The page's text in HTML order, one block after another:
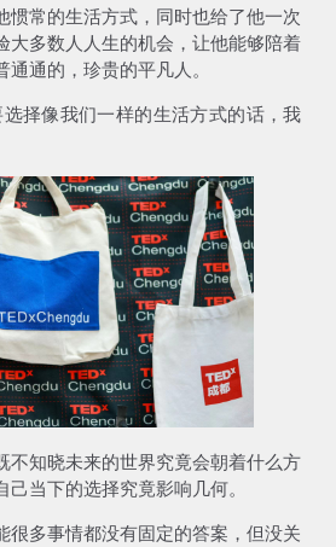
惯常的生活方式，同时也给了他一次
大多数人人生的机会，让他能够陪着
通的，珍贵的平凡人。
择像我们一样的生活方式的话，我
不知晓未来的世界究竟会朝着什么方
当下的选择究竟影响几何。
很多事情都没有固定的答案，但没关